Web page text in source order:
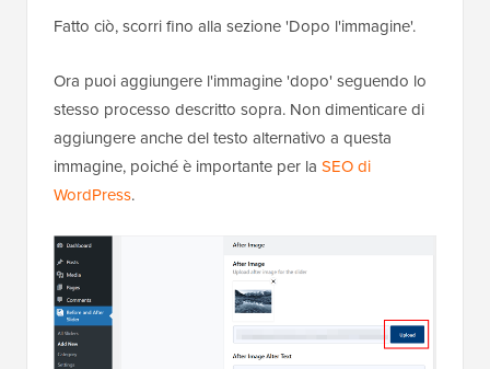
Fatto ciò, scorri fino alla sezione 'Dopo l'immagine'.
Ora puoi aggiungere l'immagine 'dopo' seguendo lo
stesso processo descritto sopra. Non dimenticare di
aggiungere anche del testo alternativo a questa
immagine, poiché è importante per la SEO di
WordPress.